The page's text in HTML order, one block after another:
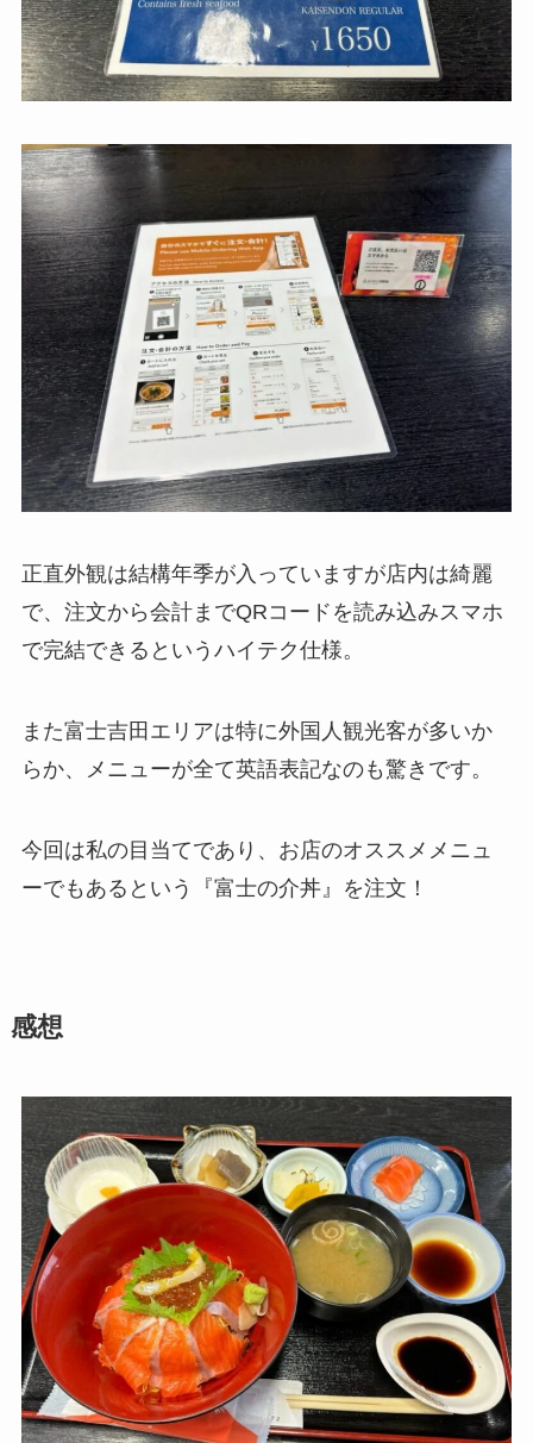
正直外観は結構年季が入っていますが店内は綺麗
で、注文から会計までQRコードを読み込みスマホ
で完結できるというハイテク仕様。
また富士吉田エリアは特に外国人観光客が多いか
らか、メニューが全て英語表記なのも驚きです。
今回は私の目当てであり、お店のオススメメニュ
ーでもあるという『富士の介丼』を注文！
感想